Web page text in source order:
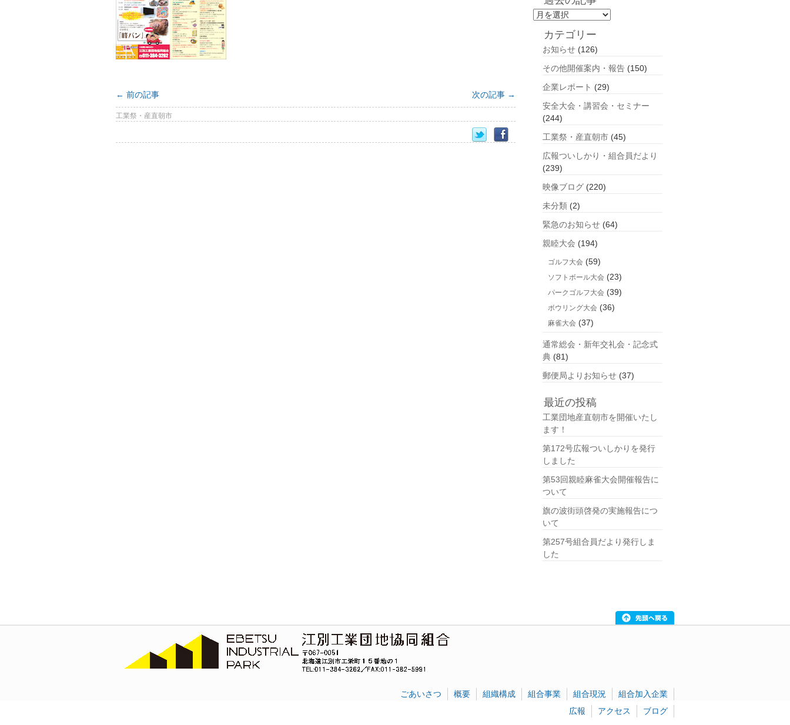
← 前の記事 次の記事 →
工業祭・産直朝市
過
カテゴリー
お知らせ (126)
その他開催案内・報告 (150)
企業レポート (29)
安全大会・講習会・セミナー
(244)
工業祭・産直朝市 (45)
広報ついしかり・組合員だより
(239)
映像ブログ (220)
未分類 (2)
緊急のお知らせ (64)
親睦大会 (194)
ゴルフ大会 (59)
ソフトボール大会 (23)
パークゴルフ大会 (39)
ボウリング大会 (36)
麻雀大会 (37)
通常総会・新年交礼会・記念式
典 (81)
郵便局よりお知らせ (37)
最近の投稿
工業団地産直朝市を開催いたし
ます！
第172号広報ついしかりを発行
しました
第53回親睦麻雀大会開催報告に
ついて
旗の波街頭啓発の実施報告につ
いて
第257号組合員だより発行しま
した
ごあいさつ 概要 組織構成 組合事業 組合現況
組合加入企業
広報
アクセス ブログ